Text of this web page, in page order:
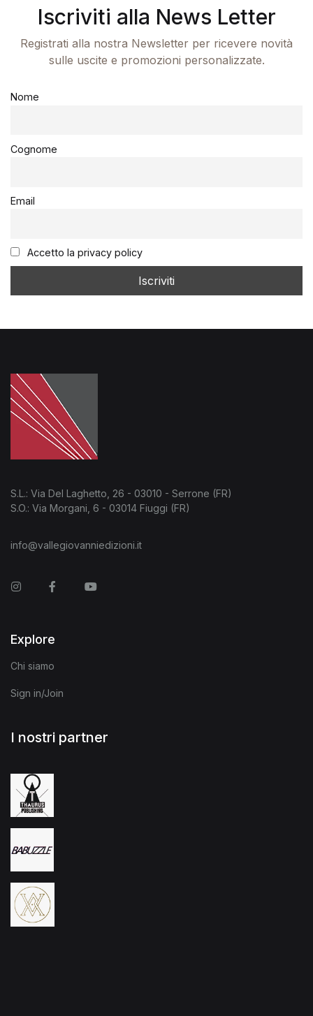
Iscriviti alla News Letter
Registrati alla nostra Newsletter per ricevere novità
sulle uscite e promozioni personalizzate.
Nome
Cognome
Email
Accetto la privacy policy
S.L.: Via Del Laghetto, 26 - 03010 - Serrone (FR)
S.O.: Via Morgani, 6 - 03014 Fiuggi (FR)
info@vallegiovanniedizioni.it
InstagramFacebookYou Tube
Explore
Chi siamo
Sign in/Join
I nostri partner